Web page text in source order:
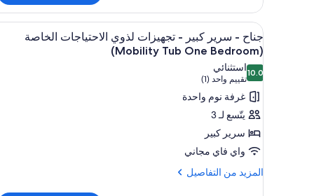
-
سرير
كبير
مع
أريكة
سرير
(One
Bedroom)
استعراض
جميع
صور
جناح
-
سرير
كبير
-
تجهيزات
لذوي
مكتب ومساحة عمل للكمبيوتر
10
جناح - سرير كبير - تجهيزات لذوي الاحتياجات الخاصة
(Mobility Tub One Bedroom)
10.010.0 من 10
استثنائي
تقييم واحد (1)
(تقييم
واحد
غرفة نوم واحدة
يتّسع لـ 3
سرير كبير
واي فاي مجاني
المزيد من التفاصيل
المزيد